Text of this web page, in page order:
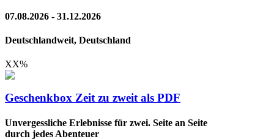
07.08.2026 - 31.12.2026
Deutschlandweit, Deutschland
XX%
Geschenkbox Zeit zu zweit als PDF
Unvergessliche Erlebnisse für zwei. Seite an Seite
durch jedes Abenteuer